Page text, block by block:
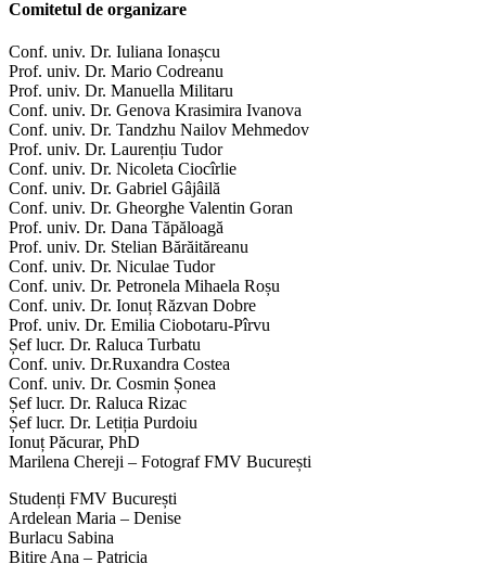
Comitetul de organizare
Conf. univ. Dr. Iuliana Ionașcu
Prof. univ. Dr. Mario Codreanu
Prof. univ. Dr. Manuella Militaru
Conf. univ. Dr. Genova Krasimira Ivanova
Conf. univ. Dr. Tandzhu Nailov Mehmedov
Prof. univ. Dr. Laurențiu Tudor
Conf. univ. Dr. Nicoleta Ciocîrlie
Conf. univ. Dr. Gabriel Gâjâilă
Conf. univ. Dr. Gheorghe Valentin Goran
Prof. univ. Dr. Dana Tăpăloagă
Prof. univ. Dr. Stelian Bărăităreanu
Conf. univ. Dr. Niculae Tudor
Conf. univ. Dr. Petronela Mihaela Roșu
Conf. univ. Dr. Ionuț Răzvan Dobre
Prof. univ. Dr. Emilia Ciobotaru-Pîrvu
Șef lucr. Dr. Raluca Turbatu
Conf. univ. Dr.Ruxandra Costea
Conf. univ. Dr. Cosmin Șonea
Șef lucr. Dr. Raluca Rizac
Șef lucr. Dr. Letiția Purdoiu
Ionuț Păcurar, PhD
Marilena Chereji – Fotograf FMV București
Studenți FMV București
Ardelean Maria – Denise
Burlacu Sabina
Bitire Ana – Patricia